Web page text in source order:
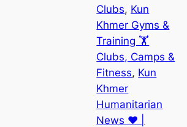
Clubs, Kun
Khmer Gyms &
Training 🏋️
Clubs, Camps &
Fitness, Kun
Khmer
Humanitarian
News ❤️ |